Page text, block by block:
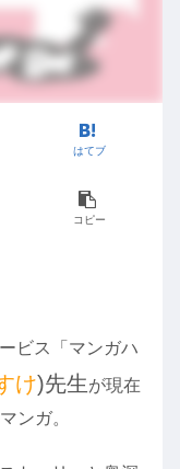
はてブ
コピー
ビス「マンガハ
け)先生が現在
ンガ。